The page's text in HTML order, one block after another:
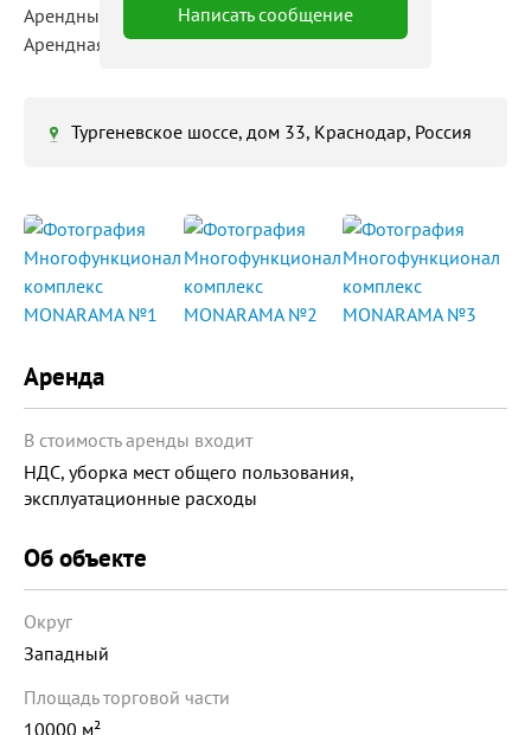
Написать сообщение
Арендные площади: 9 ‒ 10 800 м²
Арендная ставка: 250 ‒ 413 руб./м²/мес
Тургеневское шоссе, дом 33, Краснодар, Россия
Аренда
В стоимость аренды входит
НДС, уборка мест общего пользования,
эксплуатационные расходы
Об объекте
Округ
Западный
Площадь торговой части
10000 м²